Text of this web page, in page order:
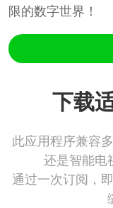
限的数字世界！
下载
此应用程序兼容
还是智能电
通过一次订阅，